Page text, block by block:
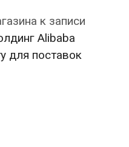
к записи
Alibaba
для поставок